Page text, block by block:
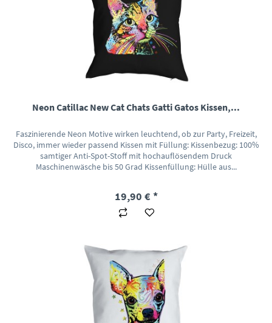
Neon Catillac New Cat Chats Gatti Gatos Kissen,...
Faszinierende Neon Motive wirken leuchtend, ob zur Party, Freizeit,
Disco, immer wieder passend Kissen mit Füllung: Kissenbezug: 100%
samtiger Anti-Spot-Stoff mit hochauflösendem Druck
Maschinenwäsche bis 50 Grad Kissenfüllung: Hülle aus...
19,90 € *